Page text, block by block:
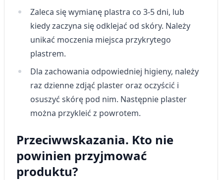
Zaleca się wymianę plastra co 3-5 dni, lub
kiedy zaczyna się odklejać od skóry. Należy
unikać moczenia miejsca przykrytego
plastrem.
Dla zachowania odpowiedniej higieny, należy
raz dzienne zdjąć plaster oraz oczyścić i
osuszyć skórę pod nim. Następnie plaster
można przykleić z powrotem.
Przeciwwskazania. Kto nie
powinien przyjmować
produktu?
Tworzenie profili w celu personalizacji treści
Wykorzystywanie profili w celu doboru
spersonalizowanych treści
Pomiar efektywności reklam
Pomiar efektywności treści
Rozumienie odbiorców dzięki statystyce lub
kombinacji danych z różnych źródeł
wyboru treści
Funkcje specjalne IAB: